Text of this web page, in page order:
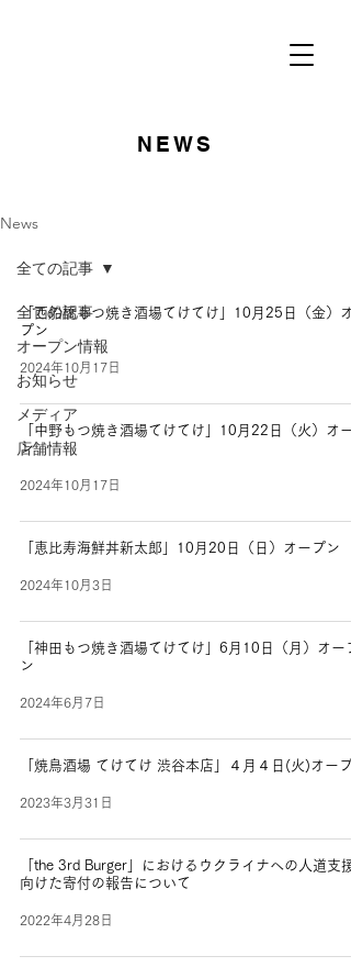
NEWS
News
全ての記事
オープン情報
お知らせ
メディア
店舗情報
全ての記事
「西船橋もつ焼き酒場てけてけ」10月25日（金）オ
プン
2024年10月17日
「中野もつ焼き酒場てけてけ」10月22日（火）オー
ン
2024年10月17日
「恵比寿海鮮丼新太郎」10月20日（日）オープン
2024年10月3日
「神田もつ焼き酒場てけてけ」6月10日（月）オー
ン
2024年6月7日
「焼鳥酒場 てけてけ 渋谷本店」４月４日(火)オープ
2023年3月31日
「the 3rd Burger」におけるウクライナへの人道支援
向けた寄付の報告について
2022年4月28日